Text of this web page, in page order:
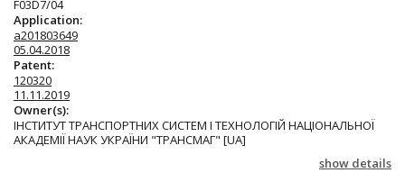
F03D7/04
Application:
a201803649
05.04.2018
Patent:
120320
11.11.2019
Owner(s):
ІНСТИТУТ ТРАНСПОРТНИХ СИСТЕМ І ТЕХНОЛОГІЙ НАЦІОНАЛЬНОЇ
АКАДЕМІЇ НАУК УКРАЇНИ "ТРАНСМАГ" [UA]
show details